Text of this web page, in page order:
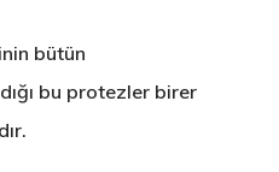
bütün
bu protezler birer
.